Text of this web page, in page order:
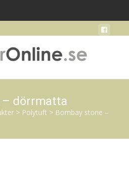
– dörrmatta
> Polytuft > Bombay stone –